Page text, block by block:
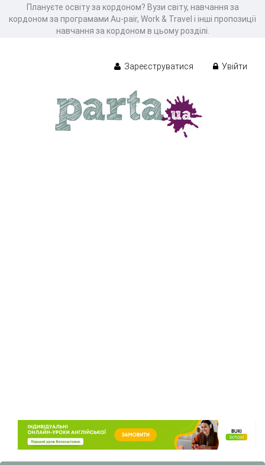
Плануєте освіту за кордоном? Вузи світу, навчання за
кордоном за програмами Au-pair, Work & Travel і інші пропозиції
навчання за кордоном в цьому розділі.
Зареєструватися Увійти